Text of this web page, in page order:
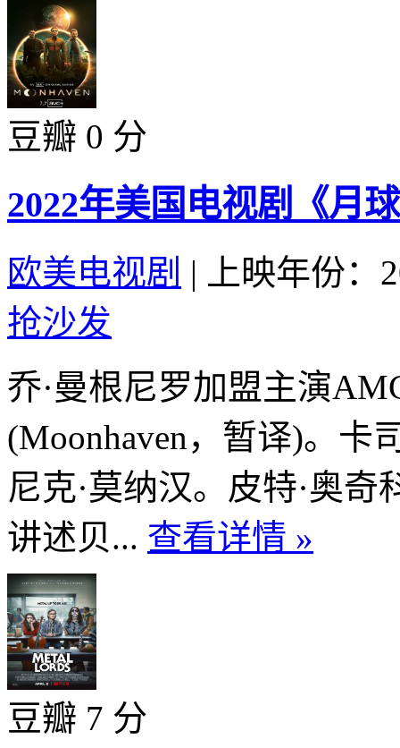
豆瓣 0 分
2022年美国电视剧《月
欧美电视剧 |
上映年份：
抢沙发
乔·曼根尼罗加盟主演
(Moonhaven，暂译)。卡
尼克·莫纳汉。皮特·奥
讲述贝... 查看详情 »
豆瓣 7 分